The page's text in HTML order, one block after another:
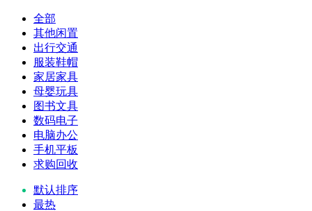
全部
其他闲置
出行交通
服装鞋帽
家居家具
母婴玩具
图书文具
数码电子
电脑办公
手机平板
求购回收
默认排序
最热